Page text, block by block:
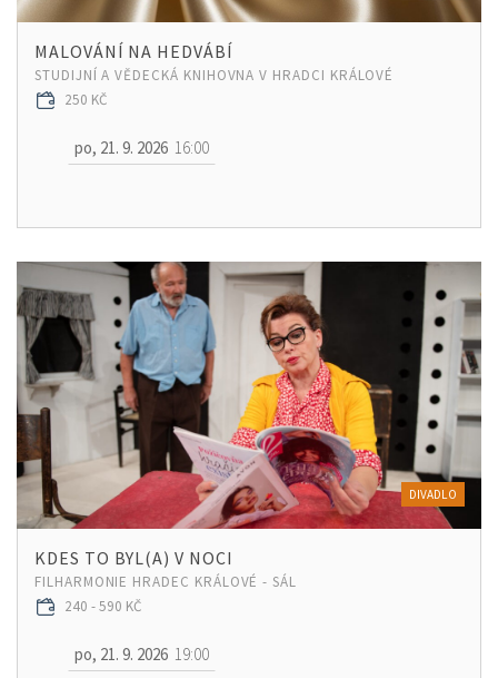
MALOVÁNÍ NA HEDVÁBÍ
STUDIJNÍ A VĚDECKÁ KNIHOVNA V HRADCI KRÁLOVÉ
250 KČ
po, 21. 9. 2026 16:00
DIVADLO
KDES TO BYL(A) V NOCI
FILHARMONIE HRADEC KRÁLOVÉ - SÁL
240 - 590 KČ
po, 21. 9. 2026 19:00